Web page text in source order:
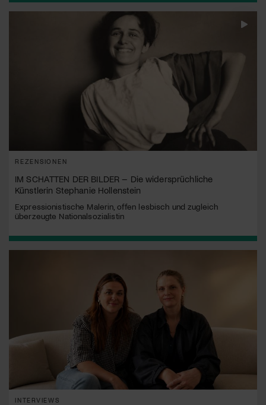
REZENSIONEN
IM SCHATTEN DER BILDER – Die widersprüchliche
Künstlerin Stephanie Hollenstein
Expressionistische Malerin, offen lesbisch und zugleich
überzeugte Nationalsozialistin
INTERVIEWS